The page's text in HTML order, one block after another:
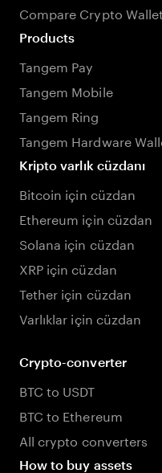
Compare Crypto
Products
Tangem Pay
Tangem Mobile
Tangem Ring
Tangem Hardware
Kripto varlık cüzdanı
Bitcoin için cüzdan
Ethereum için cüzdan
Solana için cüzdan
XRP için cüzdan
Tether için cüzdan
Varlıklar için cüzdan
Crypto-converter
BTC to USDT
BTC to Ethereum
All crypto converters
How to buy assets